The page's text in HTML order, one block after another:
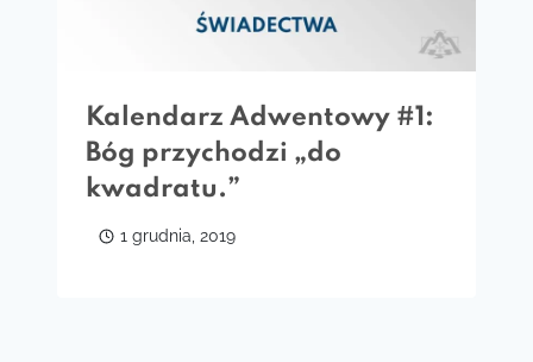
Kalendarz Adwentowy #1:
Bóg przychodzi „do
kwadratu.”
1 grudnia, 2019